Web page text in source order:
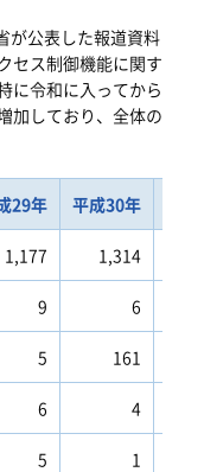
が公表した報道資料
セス制御機能に関す
に令和に入ってから
加しており、全体の
29年 平成30年
1,177 1,314
9 6
5 161
6 4
5 1